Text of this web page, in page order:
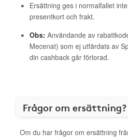
Ersättning ges i normalfallet
presentkort och frakt.
Obs: Användande av
Mecenat) som ej utfärdats av
din cashback går förlorad.
Frågor om ersättning?
Om du har frågor om ersättning